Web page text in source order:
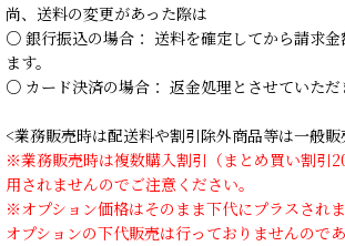
尚、送料の変更があった際は
○ 銀行振込の場合： 送料を確定してから請求金
ます。
○ カード決済の場合： 返金処理とさせていただ
<業務販売時は配送料や割引除外商品等は一般
※業務販売時は複数購入割引（まとめ買い割引
用されませんのでご注意ください。
※オプション価格はそのまま下代にプラスされま
オプションの下代販売は行っておりませんので